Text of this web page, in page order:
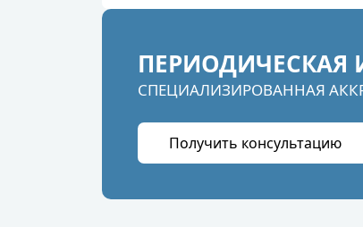
ПЕРИОДИЧЕСКАЯ
СПЕЦИАЛИЗИРОВАННАЯ
Получить консультацию